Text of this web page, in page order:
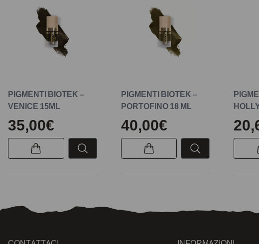
PIGMENTI BIOTEK –
VENICE 15ML
35,00€
PIGMENTI BIOTEK –
PORTOFINO 18 ML
40,00€